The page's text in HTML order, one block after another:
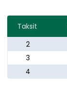
Taksit
2
3
4